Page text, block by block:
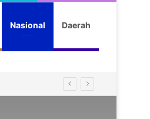
Nasional Daerah